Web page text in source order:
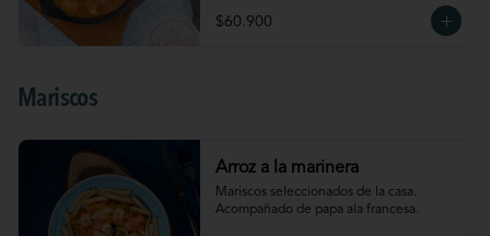
$60.900
Mariscos
Arroz a la marinera
Mariscos seleccionados de la casa.
Acompañado de papa ala francesa.